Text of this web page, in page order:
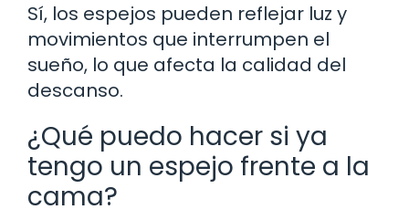
Sí, los espejos pueden reflejar luz y
movimientos que interrumpen el
sueño, lo que afecta la calidad del
descanso.
¿Qué puedo hacer si ya
tengo un espejo frente a la
cama?